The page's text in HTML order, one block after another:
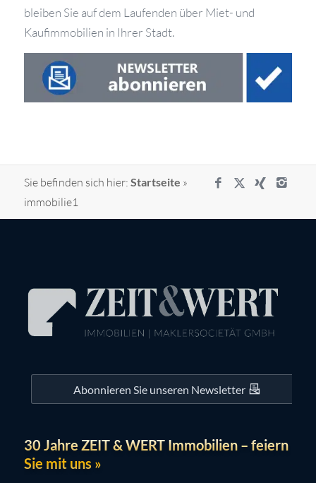
bleiben Sie auf dem Laufenden über Miet- und
Kaufimmobilien in Ihrer Stadt.
Sie befinden sich hier: Startseite »
immobilie1
Abonnieren Sie unseren Newsletter
30 Jahre ZEIT & WERT Immobilien – feiern
Sie mit uns »